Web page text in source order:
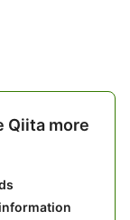
Qiita more